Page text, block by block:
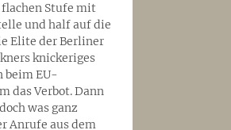
Stufe mit
und half auf die
Elite der Berliner
knickeriges
beim EU-
das Verbot. Dann
was ganz
Anrufe aus dem